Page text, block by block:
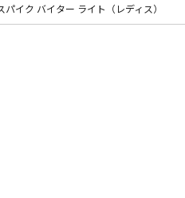
い合わせ＞
パイク バイター ライト（レディス）